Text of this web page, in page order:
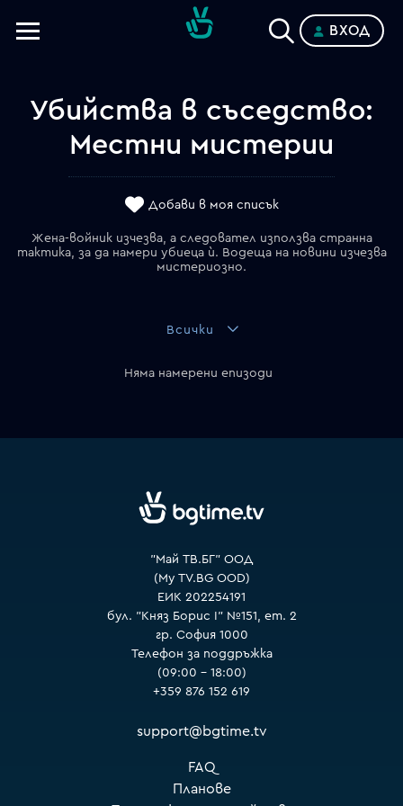
Категории
Планове
ВХОД
Убийства в съседство:
Местни мистерии
Добави в моя списък
Жена-войник изчезва, а следовател използва странна
тактика, за да намери убиеца ѝ. Водеща на новини изчезва
мистериозно.
Всички
Няма намерени епизоди
"Май ТВ.БГ" ООД
(My TV.BG OOD)
ЕИК 202254191
бул. "Княз Борис I" №151, ет. 2
гр. София 1000
Телефон за поддръжка
(09:00 – 18:00)
+359 876 152 619
support@bgtime.tv
FAQ
Планове